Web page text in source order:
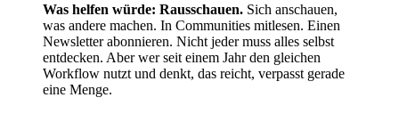
Was helfen würde: Rausschauen. Sich anschauen,
was andere machen. In Communities mitlesen. Einen
Newsletter abonnieren. Nicht jeder muss alles selbst
entdecken. Aber wer seit einem Jahr den gleichen
Workflow nutzt und denkt, das reicht, verpasst gerade
eine Menge.